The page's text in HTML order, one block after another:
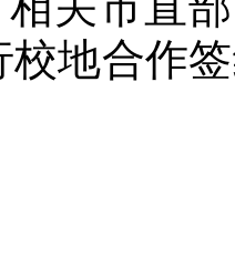
校地合作